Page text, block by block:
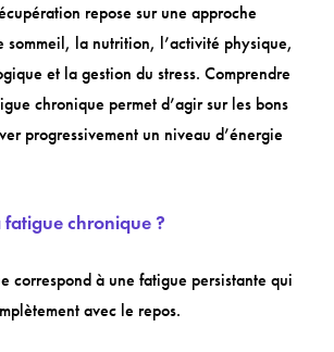
repose sur une approche
sommeil, la nutrition, l’activité physique,
et la gestion du stress. Comprendre
chronique permet d’agir sur les bons
progressivement un niveau d’énergie
fatigue chronique ?
correspond à une fatigue persistante qui
avec le repos.